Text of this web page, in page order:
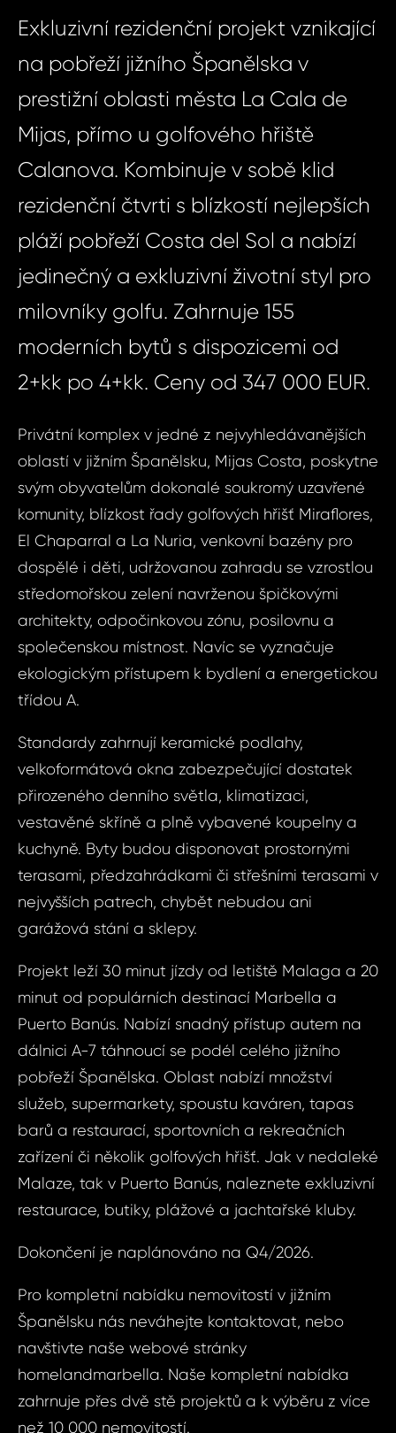
Exkluzivní rezidenční projekt vznikající
na pobřeží jižního Španělska v
prestižní oblasti města La Cala de
Mijas, přímo u golfového hřiště
Calanova. Kombinuje v sobě klid
rezidenční čtvrti s blízkostí nejlepších
pláží pobřeží Costa del Sol a nabízí
jedinečný a exkluzivní životní styl pro
milovníky golfu. Zahrnuje 155
moderních bytů s dispozicemi od
2+kk po 4+kk. Ceny od 347 000 EUR.
Privátní komplex v jedné z nejvyhledávanějších
oblastí v jižním Španělsku, Mijas Costa, poskytne
svým obyvatelům dokonalé soukromý uzavřené
komunity, blízkost řady golfových hřišť Miraflores,
El Chaparral a La Nuria, venkovní bazény pro
dospělé i děti, udržovanou zahradu se vzrostlou
středomořskou zelení navrženou špičkovými
architekty, odpočinkovou zónu, posilovnu a
společenskou místnost. Navíc se vyznačuje
ekologickým přístupem k bydlení a energetickou
třídou A.
Standardy zahrnují keramické podlahy,
velkoformátová okna zabezpečující dostatek
přirozeného denního světla, klimatizaci,
vestavěné skříně a plně vybavené koupelny a
kuchyně. Byty budou disponovat prostornými
terasami, předzahrádkami či střešními terasami v
nejvyšších patrech, chybět nebudou ani
garážová stání a sklepy.
Projekt leží 30 minut jízdy od letiště Malaga a 20
minut od populárních destinací Marbella a
Puerto Banús. Nabízí snadný přístup autem na
dálnici A-7 táhnoucí se podél celého jižního
pobřeží Španělska. Oblast nabízí množství
služeb, supermarkety, spoustu kaváren, tapas
barů a restaurací, sportovních a rekreačních
zařízení či několik golfových hřišť. Jak v nedaleké
Malaze, tak v Puerto Banús, naleznete exkluzivní
restaurace, butiky, plážové a jachtařské kluby.
Dokončení je naplánováno na Q4/2026.
Pro kompletní nabídku nemovitostí v jižním
Španělsku nás neváhejte kontaktovat, nebo
navštivte naše webové stránky
homelandmarbella. Naše kompletní nabídka
zahrnuje přes dvě stě projektů a k výběru z více
než 10 000 nemovitostí.
Čas